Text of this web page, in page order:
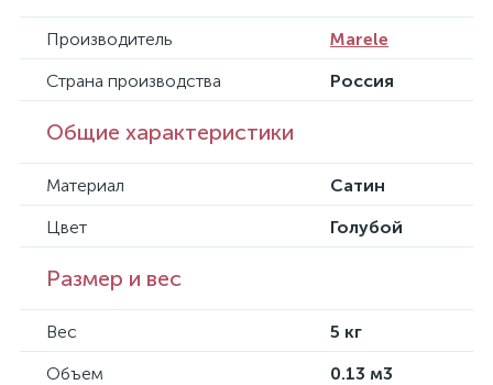
Производитель
Marele
Страна производства
Россия
Общие характеристики
Материал
Сатин
Цвет
Голубой
Размер и вес
Вес
5 кг
Объем
0.13 м3